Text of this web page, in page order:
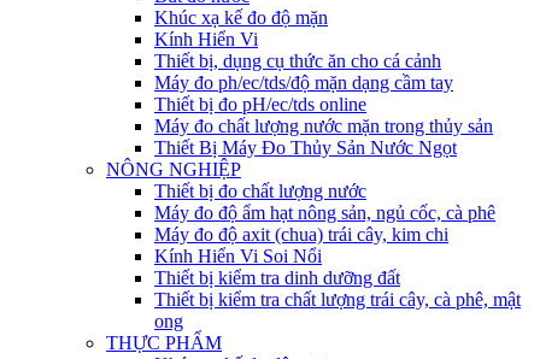
Khúc xạ kế đo độ mặn
Kính Hiển Vi
Thiết bị, dụng cụ thức ăn cho cá cảnh
Máy đo ph/ec/tds/độ mặn dạng cầm tay
Thiết bị đo pH/ec/tds online
Máy đo chất lượng nước mặn trong thủy sản
Thiết Bị Máy Đo Thủy Sản Nước Ngọt
NÔNG NGHIỆP
Thiết bị đo chất lượng nước
Máy đo độ ẩm hạt nông sản, ngủ cốc, cà phê
Máy đo độ axit (chua) trái cây, kim chi
Kính Hiển Vi Soi Nổi
Thiết bị kiểm tra dinh dưỡng đất
Thiết bị kiểm tra chất lượng trái cây, cà phê, mật
ong
THỰC PHẨM